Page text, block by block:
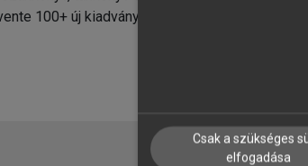
100+ új kiadvány.
Csak a szükséges
elfogadása